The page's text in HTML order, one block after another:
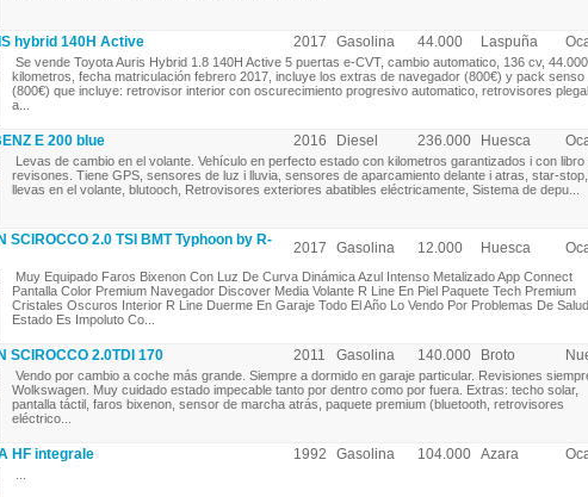
hybrid 140H Active 2017 Gasolina 44.000 Laspuña
Se vende Toyota Auris Hybrid 1.8 140H Active 5 puertas e-CVT, cambio automatico, 136 cv, 44.000
kilometros, fecha matriculación febrero 2017, incluye los extras de navegador (800€) y pack senso
(800€) que incluye: retrovisor interior con oscurecimiento progresivo automatico, retrovisores
a...
E 200 blue 2016 Diesel 236.000 Huesca
Levas de cambio en el volante. Vehículo en perfecto estado con kilometros garantizados i con libro
revisones. Tiene GPS, sensores de luz i lluvia, sensores de aparcamiento delante i atras, star-stop,
llevas en el volante, blutooch, Retrovisores exteriores abatibles eléctricamente, Sistema de depu...
SCIROCCO 2.0 TSI BMT Typhoon by R-
2017 Gasolina 12.000 Huesca
Muy Equipado Faros Bixenon Con Luz De Curva Dinámica Azul Intenso Metalizado App Connect
Pantalla Color Premium Navegador Discover Media Volante R Line En Piel Paquete Tech Premium
Cristales Oscuros Interior R Line Duerme En Garaje Todo El Año Lo Vendo Por Problemas De
Estado Es Impoluto Co...
SCIROCCO 2.0TDI 170 2011 Gasolina 140.000 Broto
Vendo por cambio a coche más grande. Siempre a dormido en garaje particular. Revisiones
Wolkswagen. Muy cuidado estado impecable tanto por dentro como por fuera. Extras: techo solar,
pantalla táctil, faros bixenon, sensor de marcha atrás, paquete premium (bluetooth, retrovisores
eléctrico...
HF integrale 1992 Gasolina 104.000 Azara